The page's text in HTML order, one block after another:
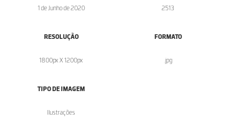
1 de Junho de 2020 2513
RESOLUÇÃO
1800px X 1200px
FORMATO
.jpg
TIPO DE IMAGEM
Ilustrações